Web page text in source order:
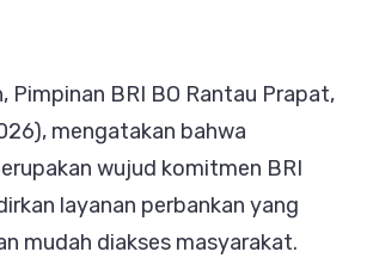
Pimpinan BRI BO Rantau Prapat,
mengatakan bahwa
wujud komitmen BRI
layanan perbankan yang
mudah diakses masyarakat.